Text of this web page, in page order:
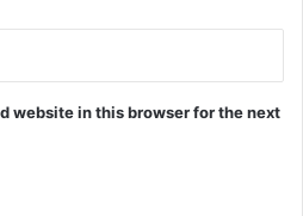
website in this browser for the next